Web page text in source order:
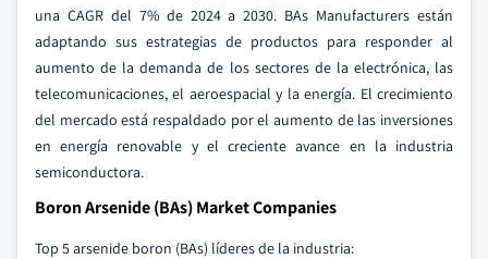
una CAGR del 7% de 2024 a 2030. BAs Manufacturers están
adaptando sus estrategias de productos para responder al
aumento de la demanda de los sectores de la electrónica, las
telecomunicaciones, el aeroespacial y la energía. El crecimiento
del mercado está respaldado por el aumento de las inversiones
en energía renovable y el creciente avance en la industria
semiconductora.
Boron Arsenide (BAs) Market Companies
Top 5 arsenide boron (BAs) líderes de la industria: